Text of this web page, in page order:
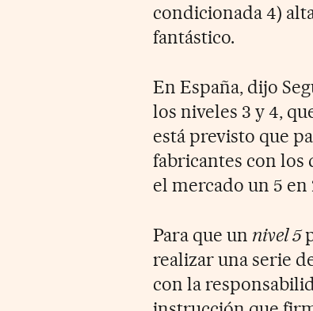
condicionada 4)
fantástico.
En España, dijo
los niveles 3 y 4,
está previsto que
fabricantes con los
el mercado un 5 en
Para que un nivel 5
realizar una serie
con la